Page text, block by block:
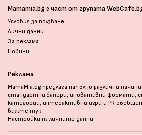
Mamamia.bg е част от групата
Условия за ползване
Лични данни
За реклама
Новини
Реклама
MamaMia.bg предлага напълно различни
стандартни банери, иновативни формати,
категории, интерактивни игри и PR
вижте тук.
Настройки на личните данни